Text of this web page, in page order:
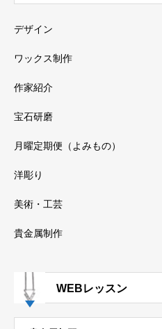
デザイン
ワックス制作
作家紹介
宝石研磨
月曜定期便（よみもの）
洋彫り
美術・工芸
貴金属制作
WEBレッスン